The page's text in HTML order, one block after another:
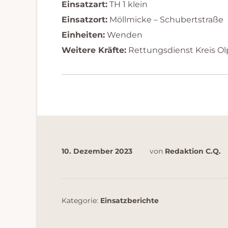
Einsatzart: TH 1 klein
Einsatzort: Möllmicke – Schubertstraße
Einheiten: Wenden
Weitere Kräfte: Rettungsdienst Kreis
10. Dezember 2023 von Redaktion C.Q.
Kategorie: Einsatzberichte